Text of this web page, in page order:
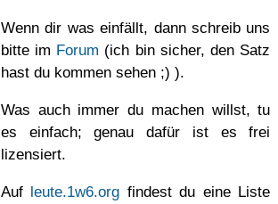
Wenn dir was einfällt, dann schreib uns
bitte im Forum (ich bin sicher, den Satz
hast du kommen sehen ;) ).
Was auch immer du machen willst, tu
es einfach; genau dafür ist es frei
lizensiert.
Auf leute.1w6.org findest du eine Liste